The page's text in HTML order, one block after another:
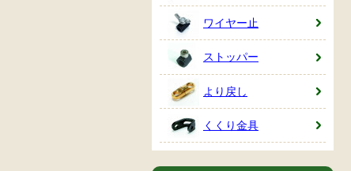
ワイヤー止
ストッパー
より戻し
くくり金具